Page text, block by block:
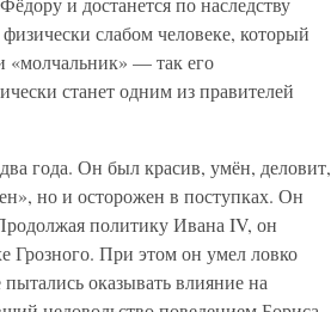
слабом человеке, который
«молчальник» — так его
станет одним из правителей
года. Он был красив, умён, деловит,
но и осторожен в поступках. Он
политику Ивана IV, он
Грозного. При этом он умел ловко
оказывать влияние на